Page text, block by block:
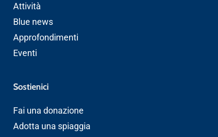
Attività
Blue news
Approfondimenti
Eventi
Sostienici
Fai una donazione
Adotta una spiaggia